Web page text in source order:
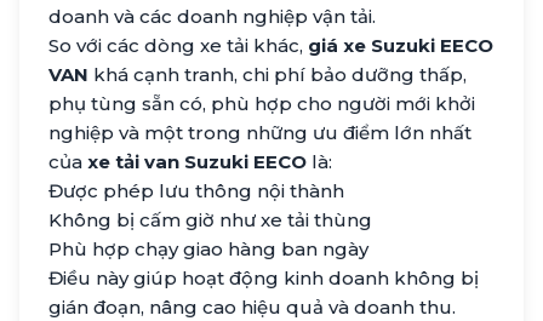
doanh và các doanh nghiệp vận tải.
So với các dòng xe tải khác, giá xe Suzuki EECO
VAN khá cạnh tranh, chi phí bảo dưỡng thấp,
phụ tùng sẵn có, phù hợp cho người mới khởi
nghiệp và một trong những ưu điểm lớn nhất
của xe tải van Suzuki EECO là:
Được phép lưu thông nội thành
Không bị cấm giờ như xe tải thùng
Phù hợp chạy giao hàng ban ngày
Điều này giúp hoạt động kinh doanh không bị
gián đoạn, nâng cao hiệu quả và doanh thu.